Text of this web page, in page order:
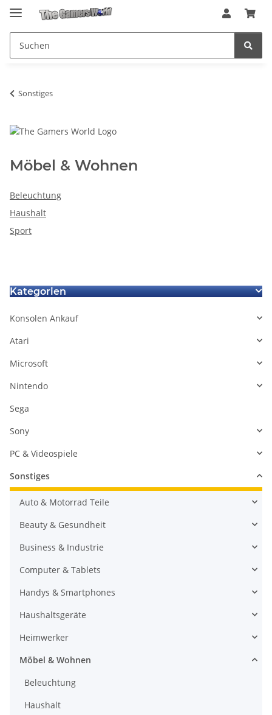
Sonstiges
Möbel & Wohnen
Beleuchtung
Haushalt
Sport
Kategorien
Konsolen Ankauf
Atari
Microsoft
Nintendo
Sega
Sony
PC & Videospiele
Sonstiges
Auto & Motorrad Teile
Beauty & Gesundheit
Business & Industrie
Computer & Tablets
Handys & Smartphones
Haushaltsgeräte
Heimwerker
Möbel & Wohnen
Beleuchtung
Haushalt